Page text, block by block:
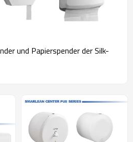
und Papierspender der Silk-